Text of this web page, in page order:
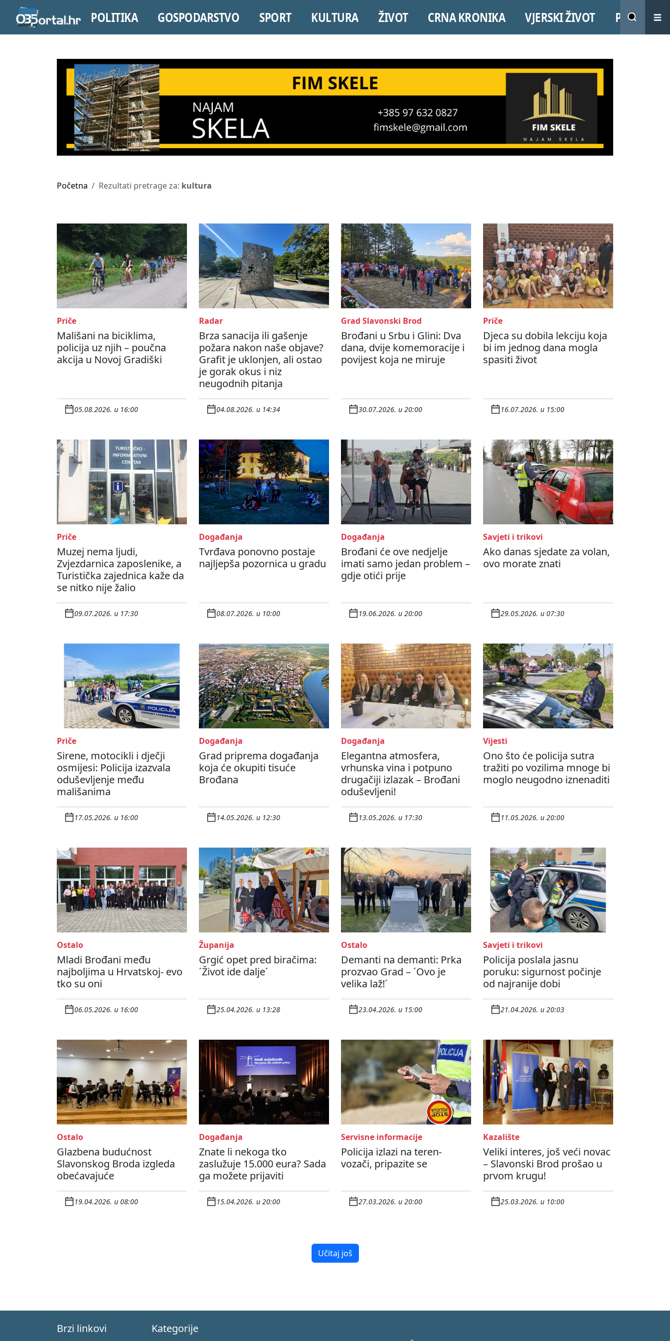
POLITIKA GOSPODARSTVO SPORT KULTURA ŽIVOT CRNA KRONIKA VJERSKI ŽIVOT PROMO
Početna Rezultati pretrage za: kultura
Priče
Mališani na biciklima,
policija uz njih – poučna
akcija u Novoj Gradiški
05.08.2026. u 16:00
Radar
Brza sanacija ili gašenje
požara nakon naše objave?
Grafit je uklonjen, ali ostao
je gorak okus i niz
neugodnih pitanja
04.08.2026. u 14:34
Grad Slavonski Brod
Brođani u Srbu i Glini: Dva
dana, dvije komemoracije i
povijest koja ne miruje
30.07.2026. u 20:00
Priče
Djeca su dobila lekciju koja
bi im jednog dana mogla
spasiti život
16.07.2026. u 15:00
Priče
Muzej nema ljudi,
Zvjezdarnica zaposlenike, a
Turistička zajednica kaže da
se nitko nije žalio
09.07.2026. u 17:30
Događanja
Tvrđava ponovno postaje
najljepša pozornica u gradu
08.07.2026. u 10:00
Događanja
Brođani će ove nedjelje
imati samo jedan problem –
gdje otići prije
19.06.2026. u 20:00
Savjeti i trikovi
Ako danas sjedate za volan,
ovo morate znati
29.05.2026. u 07:30
Priče
Sirene, motocikli i dječji
osmijesi: Policija izazvala
oduševljenje među
mališanima
17.05.2026. u 16:00
Događanja
Grad priprema događanja
koja će okupiti tisuće
Brođana
14.05.2026. u 12:30
Događanja
Elegantna atmosfera,
vrhunska vina i potpuno
drugačiji izlazak – Brođani
oduševljeni!
13.05.2026. u 17:30
Vijesti
Ono što će policija sutra
tražiti po vozilima mnoge bi
moglo neugodno iznenaditi
11.05.2026. u 20:00
Ostalo
Mladi Brođani među
najboljima u Hrvatskoj- evo
tko su oni
06.05.2026. u 16:00
Županija
Grgić opet pred biračima:
´Život ide dalje´
25.04.2026. u 13:28
Ostalo
Demanti na demanti: Prka
prozvao Grad – ´Ovo je
velika laž!´
23.04.2026. u 15:00
Savjeti i trikovi
Policija poslala jasnu
poruku: sigurnost počinje
od najranije dobi
21.04.2026. u 20:03
Ostalo
Glazbena budućnost
Slavonskog Broda izgleda
obećavajuće
19.04.2026. u 08:00
Događanja
Znate li nekoga tko
zaslužuje 15.000 eura? Sada
ga možete prijaviti
15.04.2026. u 20:00
Servisne informacije
Policija izlazi na teren-
vozači, pripazite se
27.03.2026. u 20:00
Kazalište
Veliki interes, još veći novac
– Slavonski Brod prošao u
prvom krugu!
25.03.2026. u 10:00
Učitaj još
Brzi linkovi Kategorije